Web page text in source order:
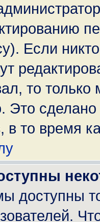
Если
то
Это
в то время
доступны